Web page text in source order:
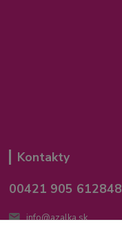
Kontakty
00421 905 612848
info@azalka.sk